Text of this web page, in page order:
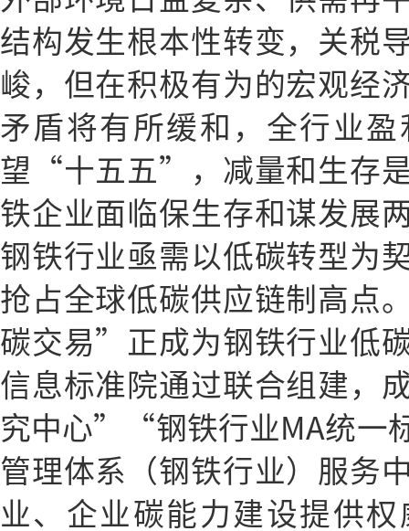
结构发生根本性转变，关税
峻，但在积极有为的宏观经
矛盾将有所缓和，全行业
望“十五五”，减量和生存
铁企业面临保生存和谋发展
钢铁行业亟需以低碳转型为
抢占全球低碳供应链制高点
碳交易”正成为钢铁行业低
信息标准院通过联合组建，
究中心”“钢铁行业MA统一
管理体系（钢铁行业）服务
业、企业碳能力建设提供